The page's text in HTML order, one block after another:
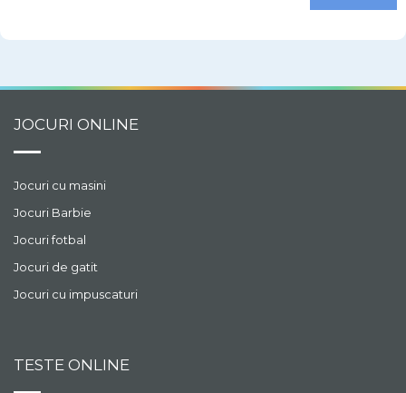
JOCURI ONLINE
Jocuri cu masini
Jocuri Barbie
Jocuri fotbal
Jocuri de gatit
Jocuri cu impuscaturi
TESTE ONLINE